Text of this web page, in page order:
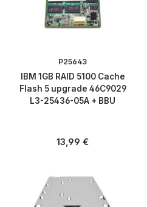
P25643
IBM 1GB RAID 5100 Cache
Flash 5 upgrade 46C9029
L3-25436-05A + BBU
Regulärer Preis:
13,99 €